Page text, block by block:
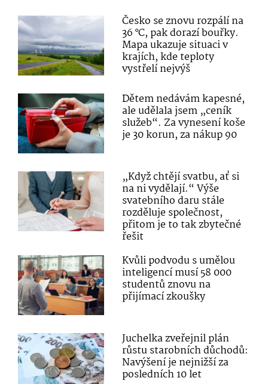
Česko se znovu rozpálí na
36 °C, pak dorazí bouřky.
Mapa ukazuje situaci v
krajích, kde teploty
vystřelí nejvýš
Dětem nedávám kapesné,
ale udělala jsem „ceník
služeb“. Za vynesení koše
je 30 korun, za nákup 90
„Když chtějí svatbu, ať si
na ni vydělají.“ Výše
svatebního daru stále
rozděluje společnost,
přitom je to tak zbytečné
řešit
Kvůli podvodu s umělou
inteligencí musí 58 000
studentů znovu na
přijímací zkoušky
Juchelka zveřejnil plán
růstu starobních důchodů:
Navýšení je nejnižší za
posledních 10 let